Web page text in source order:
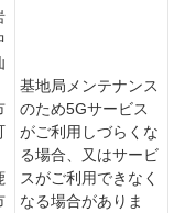
基地局メンテナンス
のため5Gサービス
がご利用しづらくな
る場合、又はサービ
スがご利用できなく
なる場合がありま